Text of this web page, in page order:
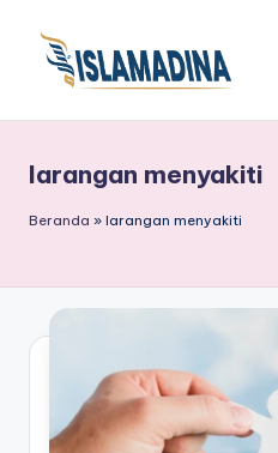
larangan menyakiti
Beranda » larangan menyakiti